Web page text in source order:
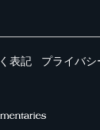
表記 プライバシ